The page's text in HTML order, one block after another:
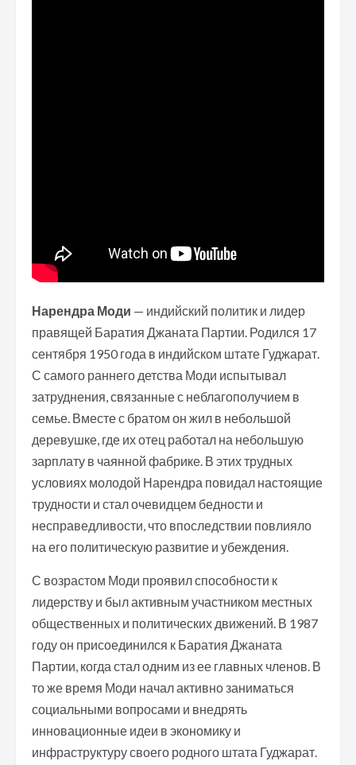
Нарендра Моди — индийский политик и лидер
правящей Баратия Джаната Партии. Родился 17
сентября 1950 года в индийском штате Гуджарат.
С самого раннего детства Моди испытывал
затруднения, связанные с неблагополучием в
семье. Вместе с братом он жил в небольшой
деревушке, где их отец работал на небольшую
зарплату в чаянной фабрике. В этих трудных
условиях молодой Нарендра повидал настоящие
трудности и стал очевидцем бедности и
несправедливости, что впоследствии повлияло
на его политическую развитие и убеждения.
С возрастом Моди проявил способности к
лидерству и был активным участником местных
общественных и политических движений. В 1987
году он присоединился к Баратия Джаната
Партии, когда стал одним из ее главных членов. В
то же время Моди начал активно заниматься
социальными вопросами и внедрять
инновационные идеи в экономику и
инфраструктуру своего родного штата Гуджарат.